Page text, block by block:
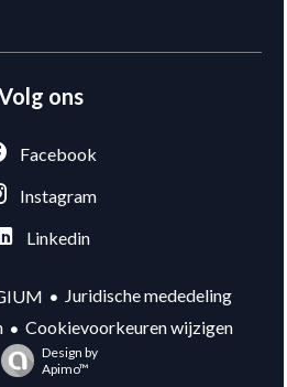
ons
Facebook
Instagram
Linkedin
Juridische mededeling
Cookievoorkeuren wijzigen
Design by
Apimo™